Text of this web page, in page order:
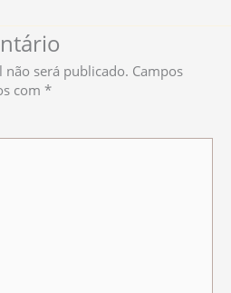
não será publicado. Campos
com *